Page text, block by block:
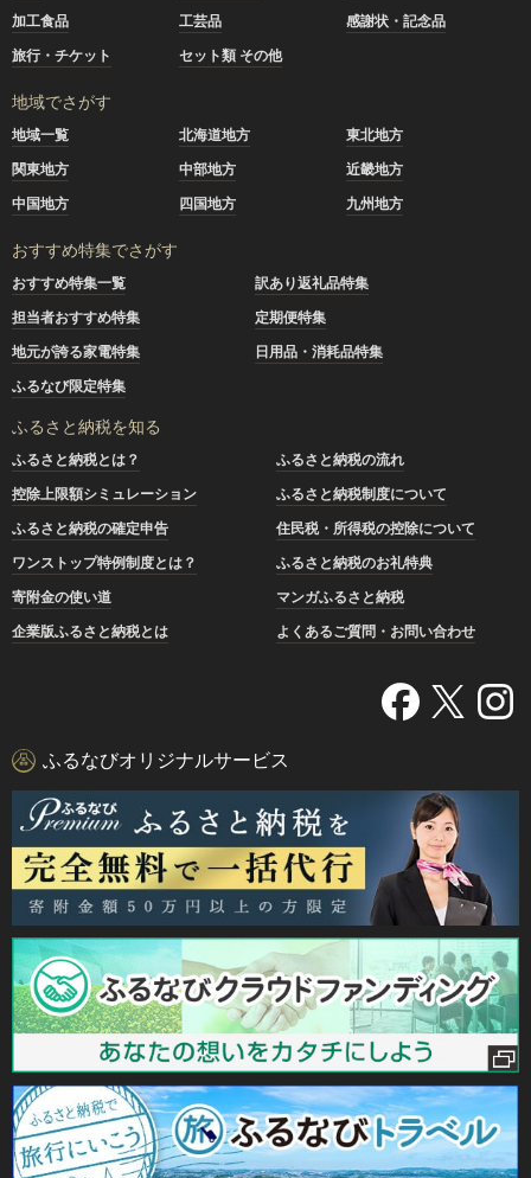
加工食品
工芸品
感謝状・記念品
旅行・チケット
セット類 その他
地域でさがす
地域一覧 北海道地方
東北地方
関東地方
中部地方
近畿地方
中国地方
四国地方 九州地方
おすすめ特集でさがす
おすすめ特集一覧
訳あり返礼品特集
担当者おすすめ特集
定期便特集
地元が誇る家電特集
日用品・消耗品特集
ふるなび限定特集
ふるさと納税を知る
ふるさと納税とは？
ふるさと納税の流れ
控除上限額シミュレーション
ふるさと納税制度について
ふるさと納税の確定申告
住民税・所得税の控除について
ワンストップ特例制度とは？
ふるさと納税のお礼特典
寄附金の使い道
マンガふるさと納税
企業版ふるさと納税とは
よくあるご質問・お問い合わせ
ふるなびオリジナルサービス